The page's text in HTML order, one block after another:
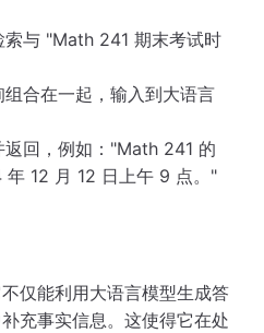
索与 "Math 241 期末考试时
合在一起，输入到大语言
回，例如："Math 241 的
12 月 12 日上午 9 点。"
仅能利用大语言模型生成答
充事实信息。这使得它在处